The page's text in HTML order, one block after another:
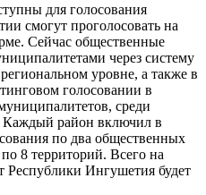
для голосования
смогут проголосовать на
Сейчас общественные
через систему
уровне, а также в
голосовании в
среди
Каждый район включил в
по два общественных
8 территорий. Всего на
Республики Ингушетия будет